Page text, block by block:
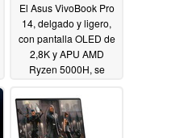
El Asus VivoBook Pro
14, delgado y ligero,
con pantalla OLED de
2,8K y APU AMD
Ryzen 5000H, se
sólo 770 dólares en
China05/05/2021